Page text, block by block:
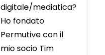
digitale/mediatica?
Ho fondato
Permutive con il
mio socio Tim